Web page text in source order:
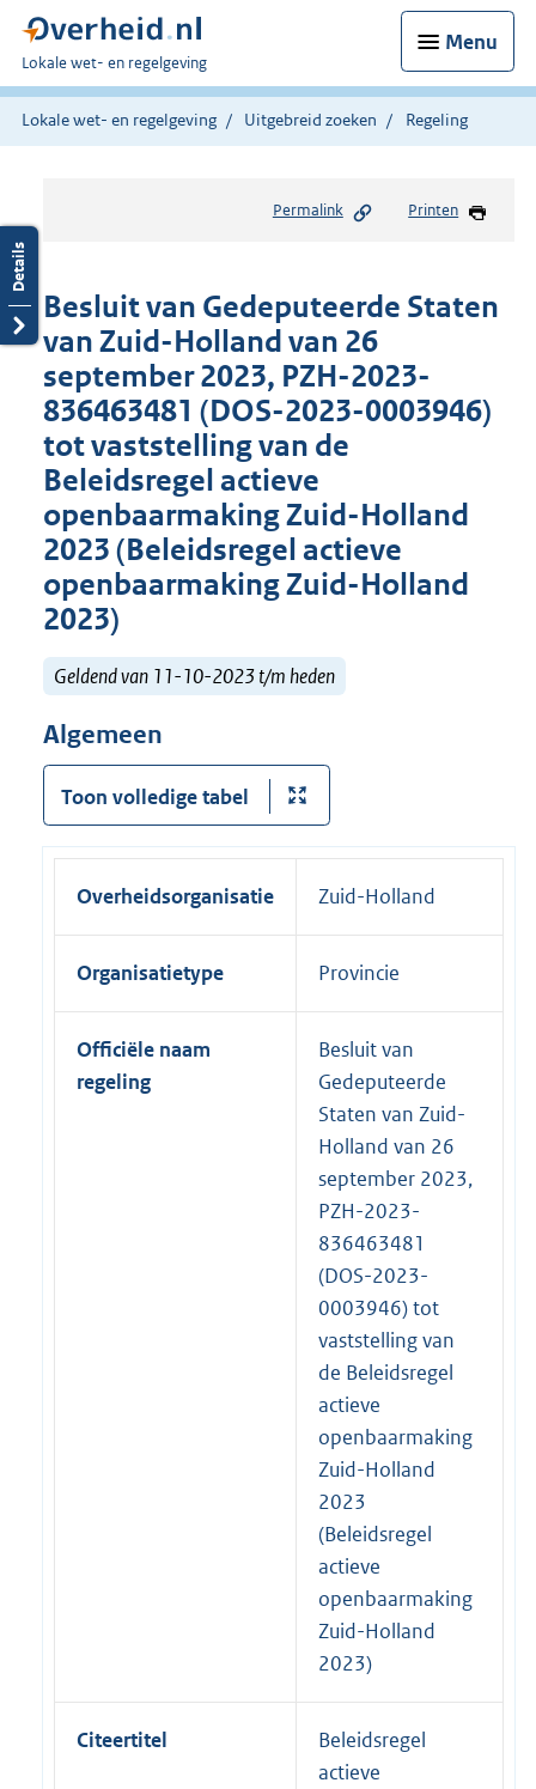
Menu
U
bent
hier:
Lokale wet- en regelgeving
Lokale wet- en regelgeving Uitgebreid zoeken Regeling
Permalink Printen
Besluit van Gedeputeerde Staten
van Zuid-Holland van 26
september 2023, PZH-2023-
836463481 (DOS-2023-0003946)
tot vaststelling van de
Beleidsregel actieve
openbaarmaking Zuid-Holland
2023 (Beleidsregel actieve
openbaarmaking Zuid-Holland
2023)
Geldend van 11-10-2023 t/m heden
Algemeen
Toon volledige tabel
Overheidsorganisatie Zuid-Holland
Organisatietype Provincie
Officiële naam
regeling
Besluit van
Gedeputeerde
Staten van Zuid-
Holland van 26
september 2023,
PZH-2023-
836463481
(DOS-2023-
0003946) tot
vaststelling van
de Beleidsregel
actieve
openbaarmaking
Zuid-Holland
2023
(Beleidsregel
actieve
openbaarmaking
Zuid-Holland
2023)
Citeertitel
Beleidsregel
actieve